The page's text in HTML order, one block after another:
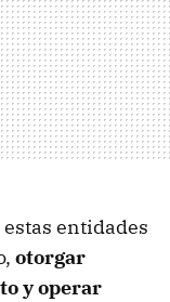
entidades
otorgar
y operar